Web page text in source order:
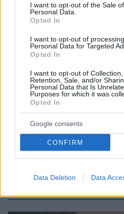
consent section.
I want to opt-out of the Sale
Personal Data.
Opted In
I want to opt-out of
Personal Data for Targeted
Opted In
I want to opt-out of Collection,
Retention, Sale, and/or
Personal Data that Is
Purposes for which it was
Opted In
Google consents
CONFIRM
Data Deletion Data
Παγκόσμια ανησυχία - Σε
Κίνα ο Σι Τζινπίνγκ
Ο Κινέζος πρόεδρος
προετοιμασία «για